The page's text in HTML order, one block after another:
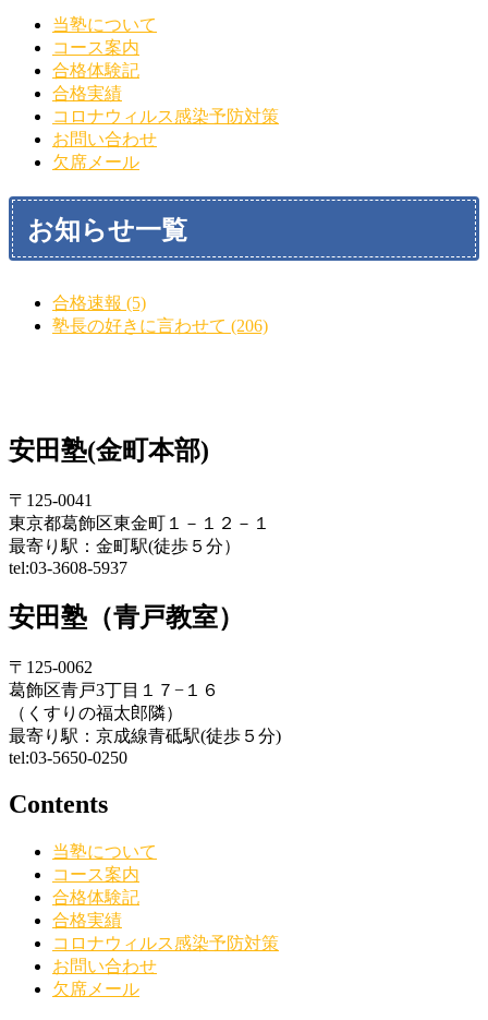
当塾について
コース案内
合格体験記
合格実績
コロナウィルス感染予防対策
お問い合わせ
欠席メール
お知らせ一覧
合格速報 (5)
塾長の好きに言わせて (206)
安田塾(金町本部)
〒125-0041
東京都葛飾区東金町１－１２－１
最寄り駅：金町駅(徒歩５分）
tel:03-3608-5937
安田塾（青戸教室）
〒125-0062
葛飾区青戸3丁目１７−１６
（くすりの福太郎隣）
最寄り駅：京成線青砥駅(徒歩５分)
tel:03-5650-0250
Contents
当塾について
コース案内
合格体験記
合格実績
コロナウィルス感染予防対策
お問い合わせ
欠席メール